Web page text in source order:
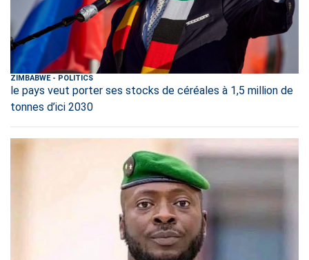
ZIMBABWE- POLITICS
le pays veut porter ses stocks de céréales à 1,5 million de
tonnes d’ici 2030